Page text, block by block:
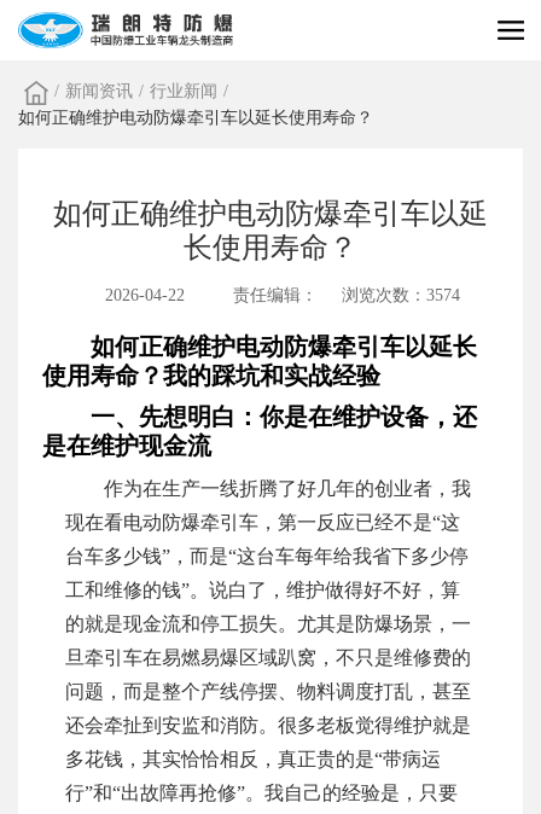
/ 新闻资讯 / 行业新闻 /
如何正确维护电动防爆牵引车以延长使用寿命？
如何正确维护电动防爆牵引车以延
长使用寿命？
2026-04-22 责任编辑： 浏览次数：3574
如何正确维护电动防爆牵引车以延长
使用寿命？我的踩坑和实战经验
一、先想明白：你是在维护设备，还
是在维护现金流
作为在生产一线折腾了好几年的创业者，我
现在看电动防爆牵引车，第一反应已经不是“这
台车多少钱”，而是“这台车每年给我省下多少停
工和维修的钱”。说白了，维护做得好不好，算
的就是现金流和停工损失。尤其是防爆场景，一
旦牵引车在易燃易爆区域趴窝，不只是维修费的
问题，而是整个产线停摆、物料调度打乱，甚至
还会牵扯到安监和消防。很多老板觉得维护就是
多花钱，其实恰恰相反，真正贵的是“带病运
行”和“出故障再抢修”。我自己的经验是，只要